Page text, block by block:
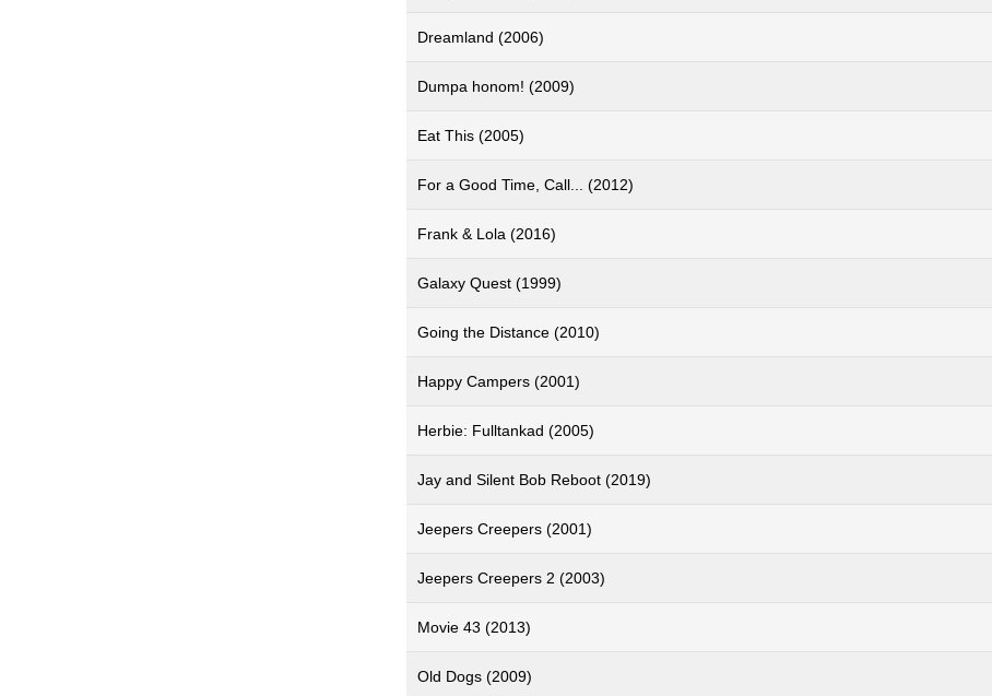
Dreamland (2006)
Dumpa honom! (2009)
Eat This (2005)
For a Good Time, Call... (2012)
Frank & Lola (2016)
Galaxy Quest (1999)
Going the Distance (2010)
Happy Campers (2001)
Herbie: Fulltankad (2005)
Jay and Silent Bob Reboot (2019)
Jeepers Creepers (2001)
Jeepers Creepers 2 (2003)
Movie 43 (2013)
Old Dogs (2009)